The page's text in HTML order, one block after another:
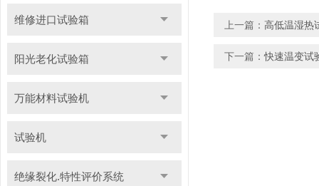
维修进口试验箱
阳光老化试验箱
万能材料试验机
试验机
绝缘裂化.特性评价系统
上一篇： 高低温湿热
下一篇：快速温变试